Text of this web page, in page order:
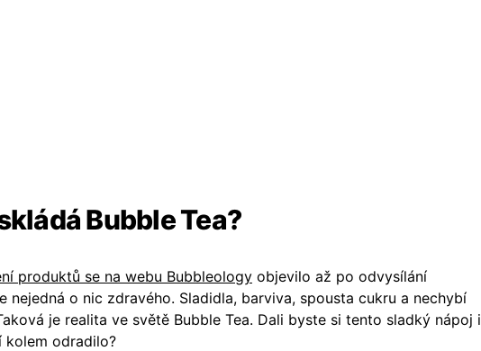
Bubble Tea?
produktů se na webu Bubbleology objevilo až po odvysílání
nejedná o nic zdravého. Sladidla, barviva, spousta cukru a nechybí
je realita ve světě Bubble Tea. Dali byste si tento sladký nápoj i
kolem odradilo?